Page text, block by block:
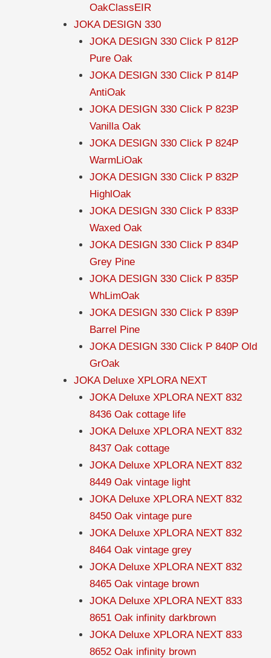
OakClassEIR
JOKA DESIGN 330
JOKA DESIGN 330 Click P 812P
Pure Oak
JOKA DESIGN 330 Click P 814P
AntiOak
JOKA DESIGN 330 Click P 823P
Vanilla Oak
JOKA DESIGN 330 Click P 824P
WarmLiOak
JOKA DESIGN 330 Click P 832P
HighlOak
JOKA DESIGN 330 Click P 833P
Waxed Oak
JOKA DESIGN 330 Click P 834P
Grey Pine
JOKA DESIGN 330 Click P 835P
WhLimOak
JOKA DESIGN 330 Click P 839P
Barrel Pine
JOKA DESIGN 330 Click P 840P Old
GrOak
JOKA Deluxe XPLORA NEXT
JOKA Deluxe XPLORA NEXT 832
8436 Oak cottage life
JOKA Deluxe XPLORA NEXT 832
8437 Oak cottage
JOKA Deluxe XPLORA NEXT 832
8449 Oak vintage light
JOKA Deluxe XPLORA NEXT 832
8450 Oak vintage pure
JOKA Deluxe XPLORA NEXT 832
8464 Oak vintage grey
JOKA Deluxe XPLORA NEXT 832
8465 Oak vintage brown
JOKA Deluxe XPLORA NEXT 833
8651 Oak infinity darkbrown
JOKA Deluxe XPLORA NEXT 833
8652 Oak infinity brown